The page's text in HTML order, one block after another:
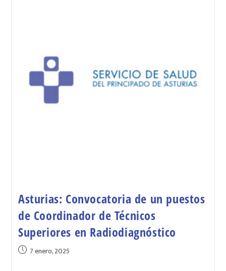
Asturias: Convocatoria de un puestos
de Coordinador de Técnicos
Superiores en Radiodiagnóstico
7 enero, 2025